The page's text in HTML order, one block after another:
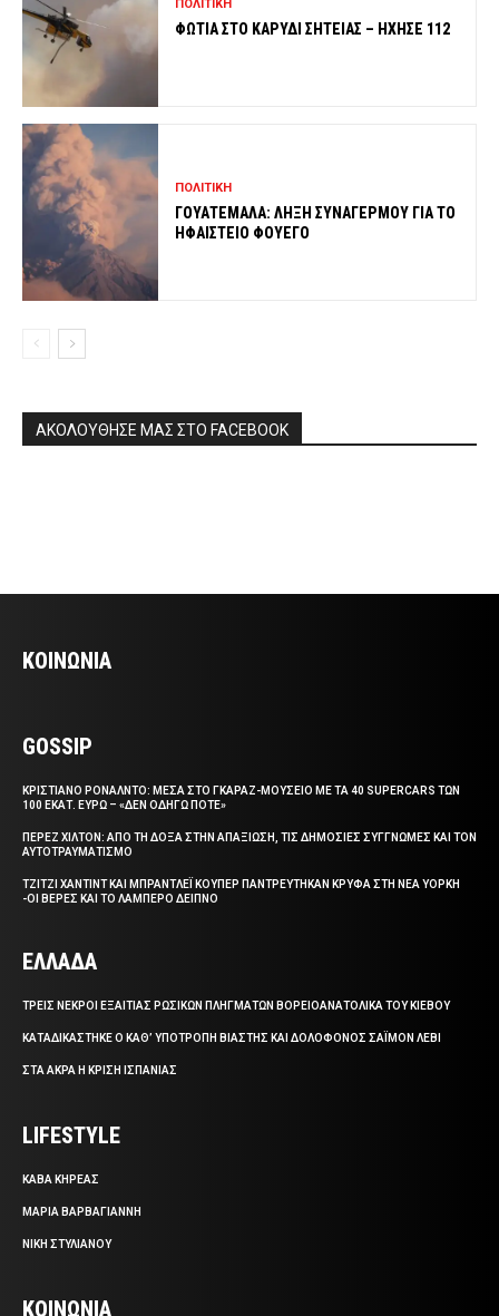
ΠΟΛΙΤΙΚΗ
ΦΩΤΙΑ ΣΤΟ ΚΑΡΥΔΙ ΣΗΤΕΙΑΣ – ΗΧΗΣΕ 112
ΠΟΛΙΤΙΚΗ
ΓΟΥΑΤΕΜΑΛΑ: ΛΗΞΗ ΣΥΝΑΓΕΡΜΟΥ ΓΙΑ ΤΟ
ΗΦΑΙΣΤΕΙΟ ΦΟΥΕΓΟ
ΑΚΟΛΟΥΘΗΣΕ ΜΑΣ ΣΤΟ FACEBOOK
ΚΟΙΝΩΝΙΑ
GOSSIP
ΚΡΙΣΤΙΑΝΟ ΡΟΝΑΛΝΤΟ: ΜΕΣΑ ΣΤΟ ΓΚΑΡΑΖ-ΜΟΥΣΕΙΟ ΜΕ ΤΑ 40 SUPERCARS ΤΩΝ
100 ΕΚΑΤ. ΕΥΡΩ – «ΔΕΝ ΟΔΗΓΩ ΠΟΤΕ»
ΠΕΡΕΖ ΧΙΛΤΟΝ: ΑΠΟ ΤΗ ΔΟΞΑ ΣΤΗΝ ΑΠΑΞΙΩΣΗ, ΤΙΣ ΔΗΜΟΣΙΕΣ ΣΥΓΓΝΩΜΕΣ ΚΑΙ ΤΟΝ
ΑΥΤΟΤΡΑΥΜΑΤΙΣΜΟ
ΤΖΙΤΖΙ ΧΑΝΤΙΝΤ ΚΑΙ ΜΠΡΑΝΤΛΕΪ ΚΟΥΠΕΡ ΠΑΝΤΡΕΥΤΗΚΑΝ ΚΡΥΦΑ ΣΤΗ ΝΕΑ ΥΟΡΚΗ
-ΟΙ ΒΕΡΕΣ ΚΑΙ ΤΟ ΛΑΜΠΕΡΟ ΔΕΙΠΝΟ
ΕΛΛΑΔΑ
ΤΡΕΙΣ ΝΕΚΡΟΙ ΕΞΑΙΤΙΑΣ ΡΩΣΙΚΩΝ ΠΛΗΓΜΑΤΩΝ ΒΟΡΕΙΟΑΝΑΤΟΛΙΚΑ ΤΟΥ ΚΙΕΒΟΥ
ΚΑΤΑΔΙΚΑΣΤΗΚΕ Ο ΚΑΘ’ ΥΠΟΤΡΟΠΗ ΒΙΑΣΤΗΣ ΚΑΙ ΔΟΛΟΦΟΝΟΣ ΣΑΪΜΟΝ ΛΕΒΙ
ΣΤΑ ΑΚΡΑ Η ΚΡΙΣΗ ΙΣΠΑΝΙΑΣ
LIFESTYLE
ΚΑΒΑ ΚΗΡΕΑΣ
ΜΑΡΙΑ ΒΑΡΒΑΓΙΑΝΝΗ
ΝΙΚΗ ΣΤΥΛΙΑΝΟΥ
ΚΟΙΝΩΝΙΑ